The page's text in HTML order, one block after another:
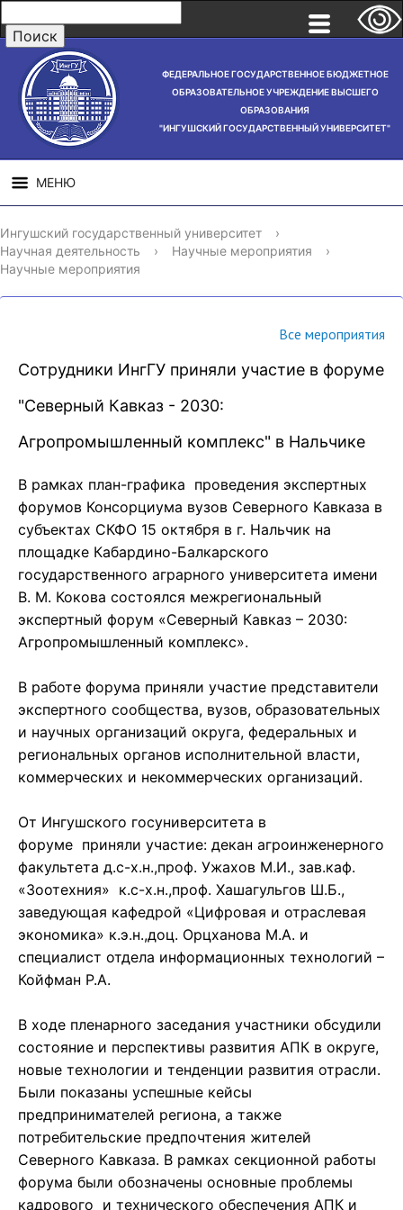
ФЕДЕРАЛЬНОЕ ГОСУДАРСТВЕННОЕ БЮДЖЕТНОЕ
ОБРАЗОВАТЕЛЬНОЕ УЧРЕЖДЕНИЕ ВЫСШЕГО
ОБРАЗОВАНИЯ
"ИНГУШСКИЙ ГОСУДАРСТВЕННЫЙ УНИВЕРСИТЕТ"
МЕНЮ
СВЕДЕНИЯ ОБ
ОБРАЗОВАТЕЛЬНОЙ
ОРГАНИЗАЦИИ
НАУЧНАЯ
ДЕЯТЕЛЬНОСТЬ
Ингушский государственный университет
›
Научная деятельность
› Научные мероприятия
›
Научные мероприятия
Все мероприятия
Сотрудники ИнгГУ приняли участие в форуме
"Северный Кавказ - 2030:
Агропромышленный комплекс" в Нальчике
В рамках план-графика проведения экспертных
форумов Консорциума вузов Северного Кавказа в
субъектах СКФО 15 октября в г. Нальчик на
площадке Кабардино-Балкарского
государственного аграрного университета имени
В. М. Кокова состоялся межрегиональный
экспертный форум «Северный Кавказ – 2030:
Агропромышленный комплекс».
В работе форума приняли участие представители
экспертного сообщества, вузов, образовательных
и научных организаций округа, федеральных и
региональных органов исполнительной власти,
коммерческих и некоммерческих организаций.
От Ингушского госуниверситета в
форуме приняли участие: декан агроинженерного
факультета д.с-х.н.,проф. Ужахов М.И., зав.каф.
«Зоотехния» к.с-х.н.,проф. Хашагульгов Ш.Б.,
заведующая кафедрой «Цифровая и отраслевая
экономика» к.э.н.,доц. Орцханова М.А. и
специалист отдела информационных технологий –
Койфман Р.А.
В ходе пленарного заседания участники обсудили
состояние и перспективы развития АПК в округе,
новые технологии и тенденции развития отрасли.
Были показаны успешные кейсы
предпринимателей региона, а также
потребительские предпочтения жителей
Северного Кавказа. В рамках секционной работы
форума были обозначены основные проблемы
кадрового и технического обеспечения АПК и